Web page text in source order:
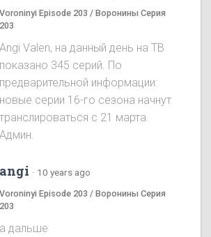
Voroninyi Episode 203 / Воронины Серия
203
Angi Valen, на данный день на ТВ
показано 345 серий. По
предварительной информации:
новые серии 16-го сезона начнут
транслироваться с 21 марта.
Админ.
angi · 10 years ago
Voroninyi Episode 203 / Воронины Серия
203
а дальше